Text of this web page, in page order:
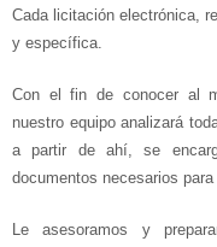
Cada licitación electrónica,
y específica.
Con el fin de conocer al
nuestro equipo analizará
a partir de ahí, se
documentos necesarios
Le asesoramos y